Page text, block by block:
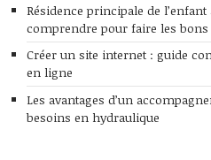
Résidence principale de
comprendre pour faire les
Créer un site internet : guide
en ligne
Les avantages d’un
besoins en hydraulique